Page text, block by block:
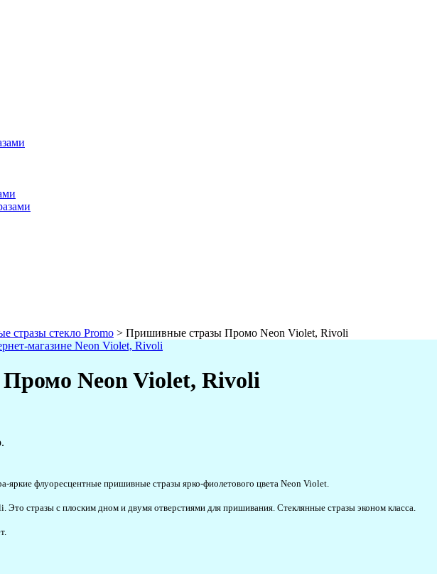
стразы стекло Promo > Пришивные стразы Промо Neon Violet, Rivoli
Neon Violet, Rivoli
яркие флуоресцентные пришивные стразы ярко-фиолетового цвета Neon Violet.
стразы с плоским дном и двумя отверстиями для пришивания. Стеклянные стразы эконом класса.